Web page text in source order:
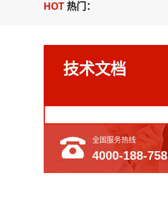
HOT 热门：
技术文档
全国服务热线
4000-188-758